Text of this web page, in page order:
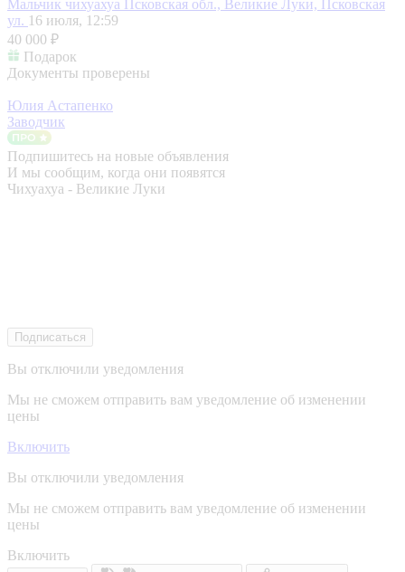
Мальчик чихуахуа Псковская обл., Великие Луки, Псковская
ул. 16 июля, 12:59
40 000 ₽
Подарок
Документы проверены
Юлия Астапенко
Заводчик
Подпишитесь на новые объявления
И мы сообщим, когда они появятся
Чихуахуа - Великие Луки
Подписаться
Вы отключили уведомления
Мы не сможем отправить вам уведомление об изменении
цены
Включить
Вы отключили уведомления
Мы не сможем отправить вам уведомление об изменении
цены
Включить